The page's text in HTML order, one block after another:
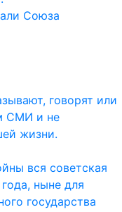
Союза
говорят или
СМИ и не
жизни.
вся советская
ныне для
государства